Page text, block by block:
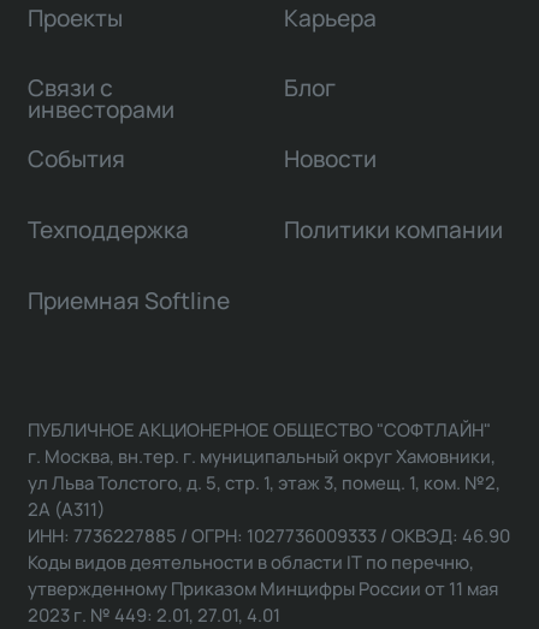
Проекты
Связи с
инвесторами
Карьера
Блог
События Новости
Техподдержка Политики компании
Приемная Softline
ПУБЛИЧНОЕ АКЦИОНЕРНОЕ ОБЩЕСТВО "СОФТЛАЙН"
г. Москва, вн.тер. г. муниципальный округ Хамовники,
ул Льва Толстого, д. 5, стр. 1, этаж 3, помещ. 1, ком. №2,
2А (А311)
ИНН: 7736227885 / ОГРН: 1027736009333 / ОКВЭД: 46.90
Коды видов деятельности в области IT по перечню,
утвержденному Приказом Минцифры России от 11 мая
2023 г. № 449: 2.01, 27.01, 4.01